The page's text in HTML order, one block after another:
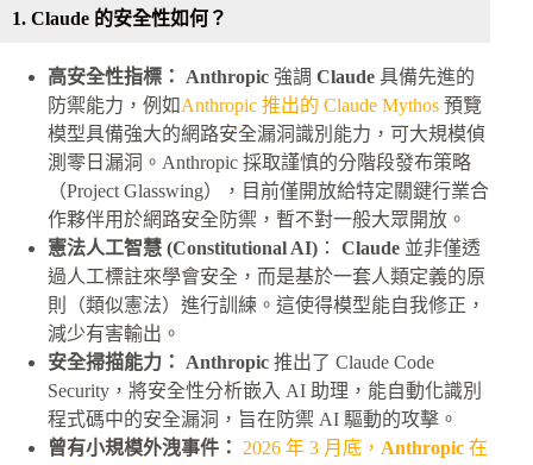
1. Claude 的安全性如何？
高安全性指標： Anthropic 強調 Claude 具備先進的
防禦能力，例如Anthropic 推出的 Claude Mythos 預覽
模型具備強大的網路安全漏洞識別能力，可大規模偵
測零日漏洞。Anthropic 採取謹慎的分階段發布策略
（Project Glasswing），目前僅開放給特定關鍵行業合
作夥伴用於網路安全防禦，暫不對一般大眾開放。
憲法人工智慧 (Constitutional AI) ： Claude 並非僅透
過人工標註來學會安全，而是基於一套人類定義的原
則（類似憲法）進行訓練。這使得模型能自我修正，
減少有害輸出。
安全掃描能力： Anthropic 推出了 Claude Code
Security，將安全性分析嵌入 AI 助理，能自動化識別
程式碼中的安全漏洞，旨在防禦 AI 驅動的攻擊。
曾有小規模外洩事件：
2026 年 3 月底， Anthropic 在